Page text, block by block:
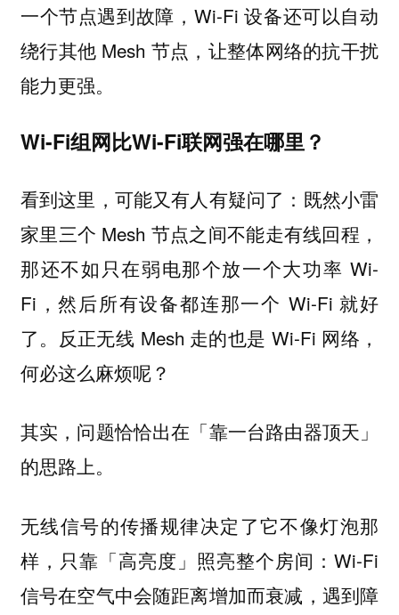
一个节点遇到故障，Wi-Fi 设备还可以自动
绕行其他 Mesh 节点，让整体网络的抗干扰
能力更强。
Wi-Fi组网比Wi-Fi联网强在哪里？
看到这里，可能又有人有疑问了：既然小雷
家里三个 Mesh 节点之间不能走有线回程，
那还不如只在弱电那个放一个大功率 Wi-
Fi，然后所有设备都连那一个 Wi-Fi 就好
了。反正无线 Mesh 走的也是 Wi-Fi 网络，
何必这么麻烦呢？
其实，问题恰恰出在「靠一台路由器顶天」
的思路上。
无线信号的传播规律决定了它不像灯泡那
样，只靠「高亮度」照亮整个房间：Wi-Fi
信号在空气中会随距离增加而衰减，遇到障